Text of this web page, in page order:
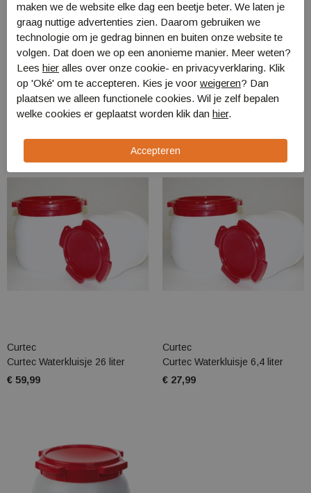
Bestellen en Betalen
Verzending en levering
Retourneren
Gerelateerde producten
Curtec
Curtec Waterkluisje 26 liter
€ 59,99
Curtec
Curtec Waterkluisje 6,4 liter
€ 27,99
maken we de website elke dag een beetje beter. We laten je
graag nuttige advertenties zien. Daarom gebruiken we
technologie om je gedrag binnen en buiten onze website te
volgen. Dat doen we op een anonieme manier. Meer weten?
Lees hier alles over onze cookie- en privacyverklaring. Klik
op 'Oké' om te accepteren. Kies je voor weigeren? Dan
plaatsen we alleen functionele cookies. Wil je zelf bepalen
welke cookies er geplaatst worden klik dan hier.